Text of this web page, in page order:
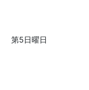
第5日曜日